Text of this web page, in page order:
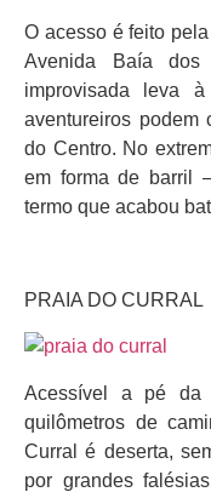
O acesso é feito
Avenida Baía dos
improvisada leva
aventureiros podem
do Centro. No
em forma de barril
termo que acabou
PRAIA DO CURRAL
Acessível a pé da
quilômetros de
Curral é deserta,
por grandes